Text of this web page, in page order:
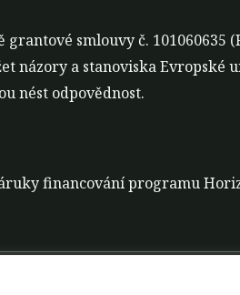
smlouvy č. 101060635
názory a stanoviska Evropské
nést odpovědnost.
financování programu